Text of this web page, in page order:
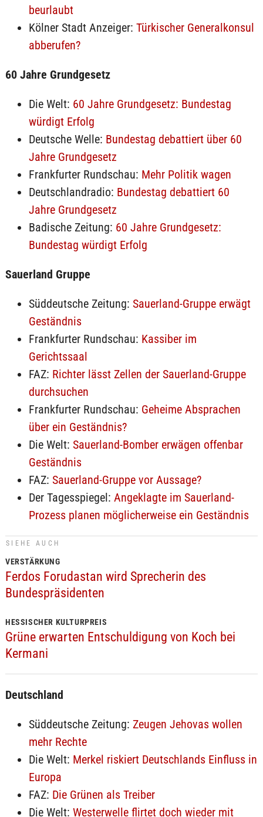
beurlaubt
Kölner Stadt Anzeiger: Türkischer Generalkonsul
abberufen?
60 Jahre Grundgesetz
Die Welt: 60 Jahre Grundgesetz: Bundestag
würdigt Erfolg
Deutsche Welle: Bundestag debattiert über 60
Jahre Grundgesetz
Frankfurter Rundschau: Mehr Politik wagen
Deutschlandradio: Bundestag debattiert 60
Jahre Grundgesetz
Badische Zeitung: 60 Jahre Grundgesetz:
Bundestag würdigt Erfolg
Sauerland Gruppe
Süddeutsche Zeitung: Sauerland-Gruppe erwägt
Geständnis
Frankfurter Rundschau: Kassiber im
Gerichtssaal
FAZ: Richter lässt Zellen der Sauerland-Gruppe
durchsuchen
Frankfurter Rundschau: Geheime Absprachen
über ein Geständnis?
Die Welt: Sauerland-Bomber erwägen offenbar
Geständnis
FAZ: Sauerland-Gruppe vor Aussage?
Der Tagesspiegel: Angeklagte im Sauerland-
Prozess planen möglicherweise ein Geständnis
SIEHE AUCH
VERSTÄRKUNG
Ferdos Forudastan wird Sprecherin des
Bundespräsidenten
HESSISCHER KULTURPREIS
Grüne erwarten Entschuldigung von Koch bei
Kermani
Deutschland
Süddeutsche Zeitung: Zeugen Jehovas wollen
mehr Rechte
Die Welt: Merkel riskiert Deutschlands Einfluss in
Europa
FAZ: Die Grünen als Treiber
Die Welt: Westerwelle flirtet doch wieder mit